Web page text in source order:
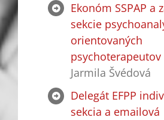
Ekonóm SSPAP a
sekcie
orientovaných
Jarmila Švédová
Delegát EFPP
sekcia a emailová